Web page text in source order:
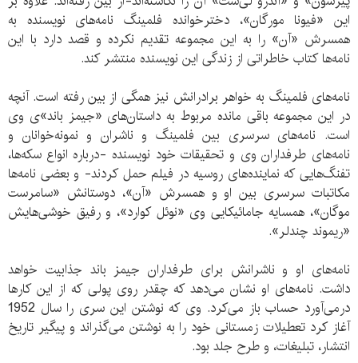
این «فیونا مورگان»، دخترخوانده فلمینگ نامه‌های نویسنده به
همسرش «آن» را به این مجموعه تقدیم نکرده و قصد دارد با این
نامه‌ها کتاب خاطراتی از زندگی این نویسنده منتشر کند.
نامه‌های فلمینگ به خواهر برادرانش نیز همگی از بین رفته است. آنچه
در این مجموعه باقی مانده مربوط به داستان‌های «جیمز باند»ی وی
است. نامه‌های سرسری بین فلمینگ و ناشران و نمونه‌خوانان و
نامه‌های طرفداران وی و تحقیقات خود نویسنده -درباره انواع سکه‌ها،
تفنگ‌هایی که نماینده‌های روسیه در فیلم حمل کردند- و بعضی نامه‌ها
مکاتبات سرسری بین او و همسرش «آن»، دوستانش «سامرست
موگان»، همسایه جامائیکایی وی «نوئل کوارد»، و رفیق خوشی‌هایش
«ریموند چندلر».
نامه‌های او و ناشرانش برای طرفداران جیمز باند جذابیت خواهد
داشت. نامه‌های او نشان می‌دهد که چقدر روی پولی که از این کارها
درمی‌آورد حساب باز می‌کرد. وی که نوشتن این سری را سال 1952
آغاز کرد تعطیلات زمستانی خود را به نوشتن می‌گذراند و پیگیر تاریخ
انتشار، تبلیغات، و طرح جلد بود.